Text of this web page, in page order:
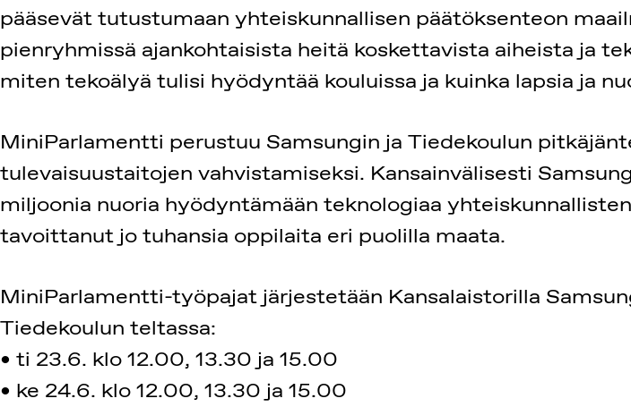
pääsevät tutustumaan yhteiskunnallisen päätöksenteon
pienryhmissä ajankohtaisista heitä koskettavista aiheista ja
miten tekoälyä tulisi hyödyntää kouluissa ja kuinka lapsia ja
MiniParlamentti perustuu Samsungin ja Tiedekoulun
tulevaisuustaitojen vahvistamiseksi. Kansainvälisesti
miljoonia nuoria hyödyntämään teknologiaa
tavoittanut jo tuhansia oppilaita eri puolilla maata.
MiniParlamentti-työpajat järjestetään Kansalaistorilla
Tiedekoulun teltassa:
• ti 23.6. klo 12.00, 13.30 ja 15.00
• ke 24.6. klo 12.00, 13.30 ja 15.00